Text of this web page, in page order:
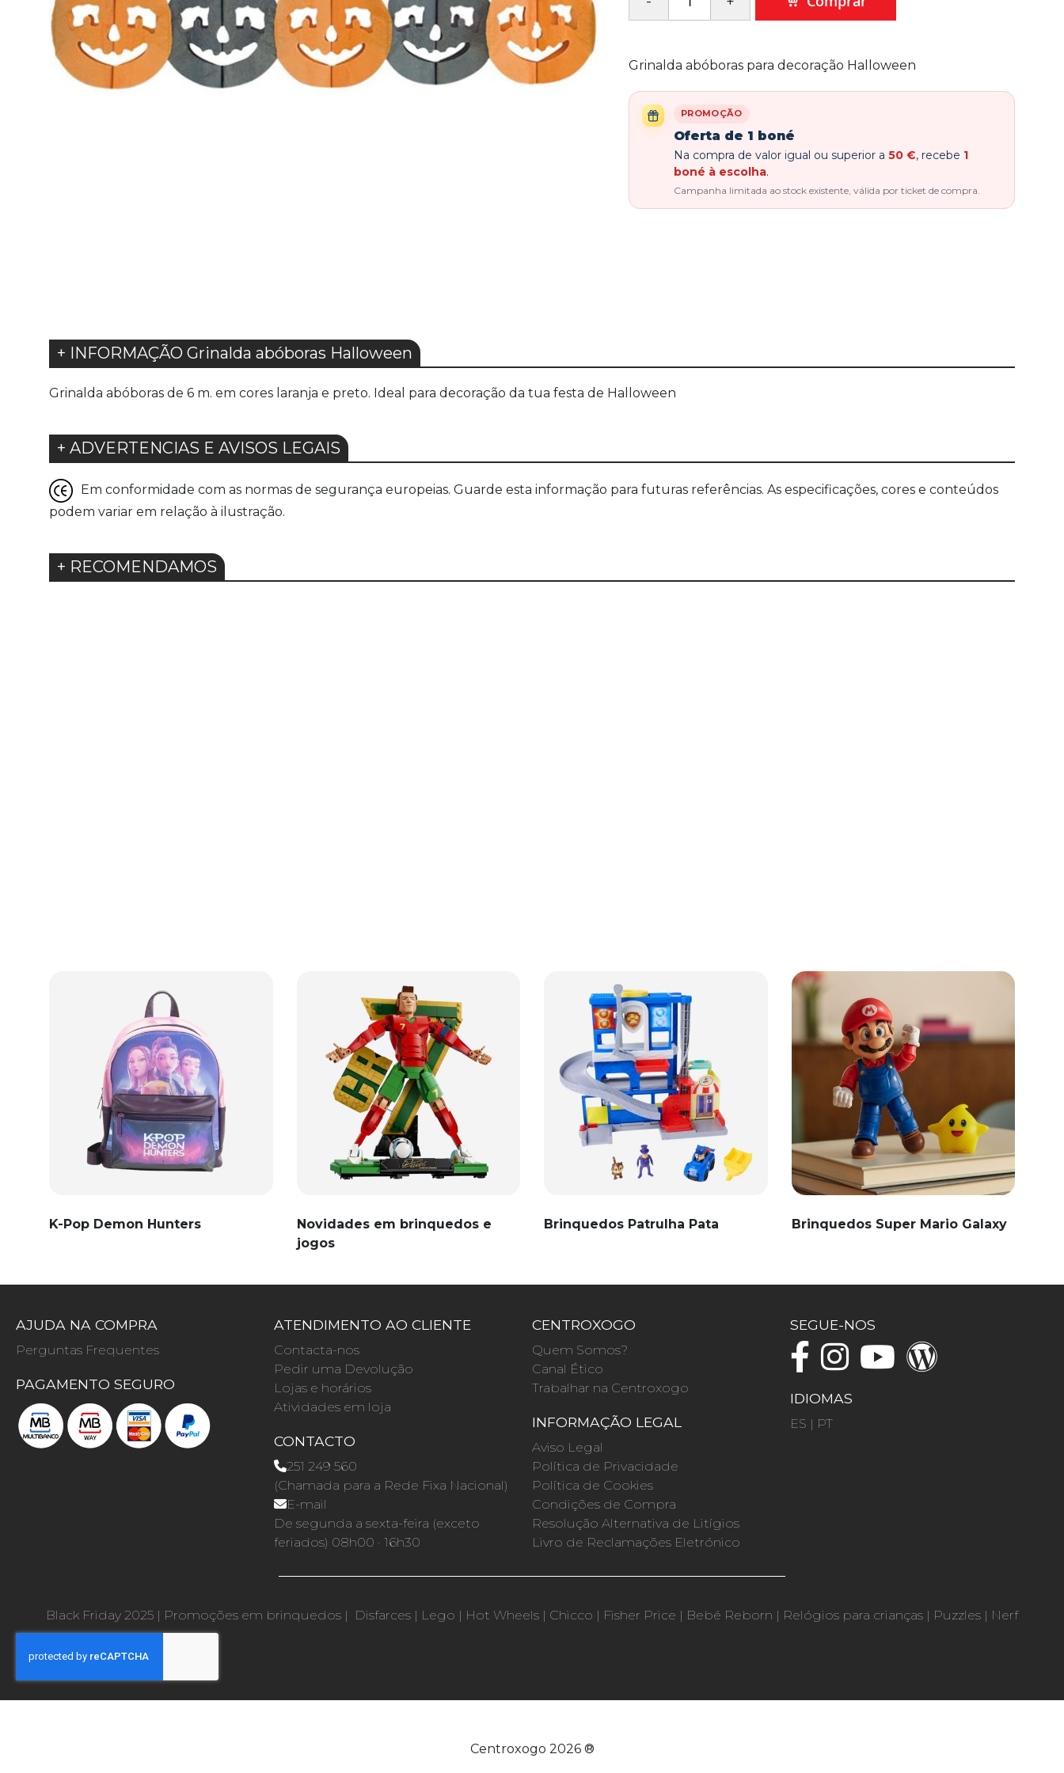
Grinalda abóboras para decoração Halloween
PROMOÇÃO
Oferta de 1 boné
Na compra de valor igual ou superior a 50 €, recebe 1
boné à escolha.
Campanha limitada ao stock existente, válida por ticket de compra.
+ INFORMAÇÃO Grinalda abóboras Halloween
Grinalda abóboras de 6 m. em cores laranja e preto. Ideal para decoração da tua festa de Halloween
+ ADVERTENCIAS E AVISOS LEGAIS
Em conformidade com as normas de segurança europeias. Guarde esta informação para futuras referências. As especificações, cores e conteúdos
podem variar em relação à ilustração.
+ RECOMENDAMOS
K-Pop Demon Hunters
Novidades em brinquedos e
jogos
Brinquedos Patrulha Pata Brinquedos Super Mario Galaxy
AJUDA NA COMPRA
Perguntas Frequentes
PAGAMENTO SEGURO
ATENDIMENTO AO CLIENTE
Contacta-nos
Pedir uma Devolução
Lojas e horários
Atividades em loja
CONTACTO
251 249 560
(Chamada para a Rede Fixa Nacional)
E-mail
De segunda a sexta-feira (exceto
feriados) 08h00 · 16h30
CENTROXOGO
Quem Somos?
Canal Ético
Trabalhar na Centroxogo
INFORMAÇÃO LEGAL
Aviso Legal
Política de Privacidade
Política de Cookies
Condições de Compra
Resolução Alternativa de Litígios
Livro de Reclamações Eletrónico
SEGUE-NOS
IDIOMAS
ES | PT
Black Friday 2025 | Promoções em brinquedos | Disfarces | Lego | Hot Wheels | Chicco | Fisher Price | Bebé Reborn | Relógios para crianças | Puzzles | Nerf
Centroxogo 2026 ®